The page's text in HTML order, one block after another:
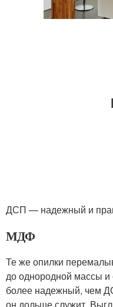
ДСП — надежный и
МДФ
Те же опилки
до однородной массы и
более надежный, чем